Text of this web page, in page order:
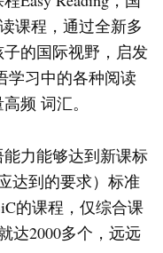
课程，通过全新多
的国际视野，启发
学习中的各种阅读
频 词汇。
力能够达到新课标
达到的要求）标准
的课程，仅综合课
达2000多个，远远